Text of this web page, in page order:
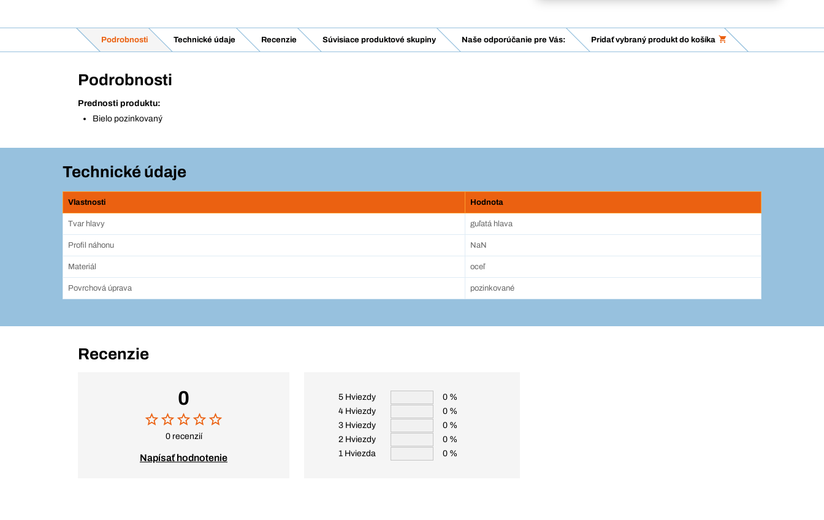
Podrobnosti Technické údaje Recenzie Súvisiace produktové skupiny Naše odporúčanie pre Vás: Pridať vybraný produkt do košíka
Podrobnosti
Prednosti produktu:
Bielo pozinkovaný
Technické údaje
Vlastnosti Hodnota
Tvar hlavy guľatá hlava
Profil náhonu NaN
Materiál oceľ
Povrchová úprava pozinkované
Recenzie
0
0 recenzií
Napísať hodnotenie
5 Hviezdy
0 %
4 Hviezdy
0 %
3 Hviezdy
0 %
2 Hviezdy
0 %
1 Hviezda
0 %